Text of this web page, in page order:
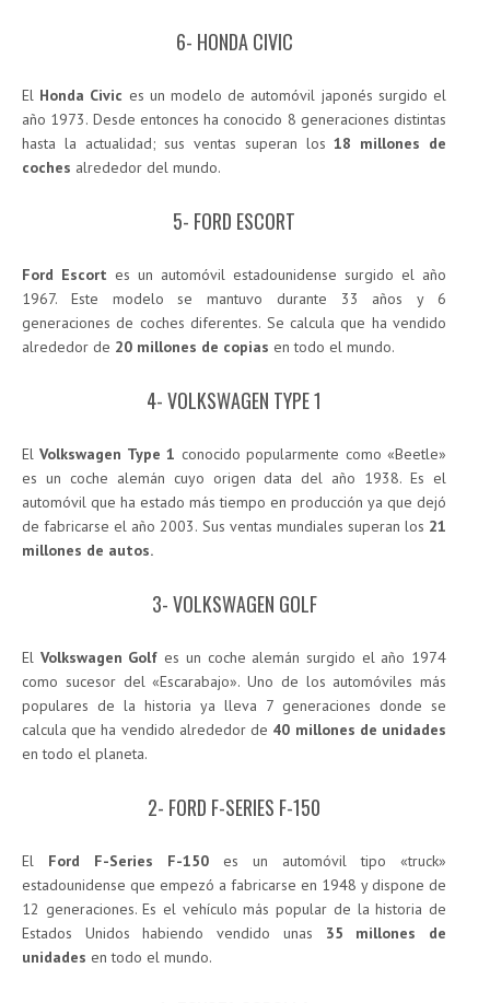
6- HONDA CIVIC
El Honda Civic es un modelo de automóvil japonés surgido el
año 1973. Desde entonces ha conocido 8 generaciones distintas
hasta la actualidad; sus ventas superan los18 millones de
coches alrededor del mundo.
5- FORD ESCORT
Ford Escort es un automóvil estadounidense surgido el año
1967. Este modelo se mantuvo durante 33 años y 6
generaciones de coches diferentes. Se calcula que ha vendido
alrededor de 20 millones de copias en todo el mundo.
4- VOLKSWAGEN TYPE 1
ElVolkswagen Type 1 conocido popularmente como «Beetle»
es un coche alemán cuyo origen data del año 1938. Es el
automóvil que ha estado más tiempo en producción ya que dejó
de fabricarse el año 2003. Sus ventas mundiales superan los 21
millones de autos.
3- VOLKSWAGEN GOLF
El Volkswagen Golf es un coche alemán surgido el año 1974
como sucesor del «Escarabajo». Uno de los automóviles más
populares de la historia ya lleva 7 generaciones donde se
calcula que ha vendido alrededor de 40 millones de unidades
en todo el planeta.
2- FORD F-SERIES F-150
El Ford F-Series F-150 es un automóvil tipo «truck»
estadounidense que empezó a fabricarse en 1948 y dispone de
12 generaciones. Es el vehículo más popular de la historia de
Estados Unidos habiendo vendido unas 35 millones de
unidades en todo el mundo.